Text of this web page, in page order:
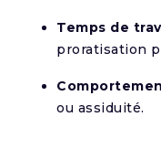
Temps de
proratisation
ou assiduité.